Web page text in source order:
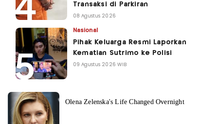
Transaksi di Parkiran
08 Agustus 2026
Nasional
Pihak Keluarga Resmi Laporkan
Kematian Sutrimo ke Polisi
09 Agustus 2026 WIB